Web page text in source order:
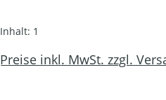
Inhalt: 1
Preise inkl. MwSt. zzgl.